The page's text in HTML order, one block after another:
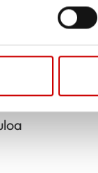
syyskokous
asiat.